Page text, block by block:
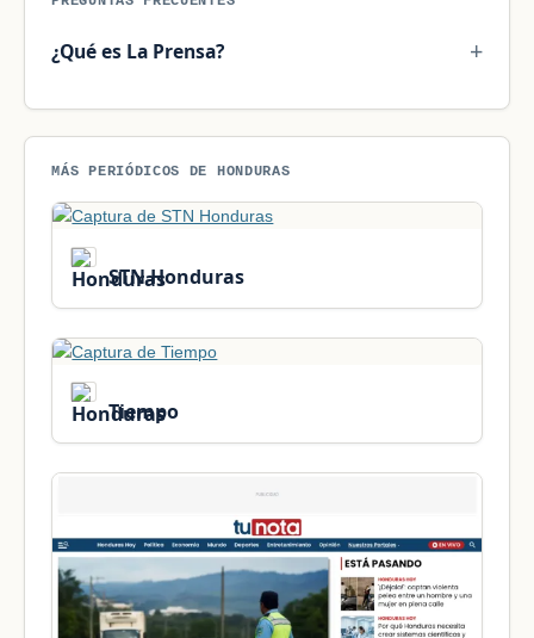
¿Qué es La Prensa?
MÁS PERIÓDICOS DE HONDURAS
STN Honduras
Tiempo